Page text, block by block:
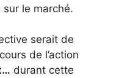
le marché.
serait de
de l’action
durant cette